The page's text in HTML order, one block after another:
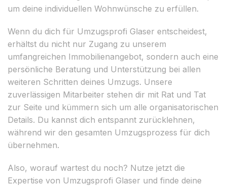
um deine individuellen Wohnwünsche zu erfüllen.
Wenn du dich für Umzugsprofi Glaser entscheidest,
erhältst du nicht nur Zugang zu unserem
umfangreichen Immobilienangebot, sondern auch eine
persönliche Beratung und Unterstützung bei allen
weiteren Schritten deines Umzugs. Unsere
zuverlässigen Mitarbeiter stehen dir mit Rat und Tat
zur Seite und kümmern sich um alle organisatorischen
Details. Du kannst dich entspannt zurücklehnen,
während wir den gesamten Umzugsprozess für dich
übernehmen.
Also, worauf wartest du noch? Nutze jetzt die
Expertise von Umzugsprofi Glaser und finde deine